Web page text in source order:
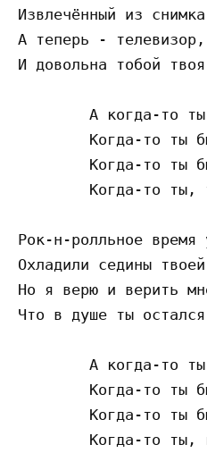
Извлечённый из
А теперь -
И довольна тобой
Рок-н-ролльное время
Охладили седины
Но я верю и верить
Что в душе ты